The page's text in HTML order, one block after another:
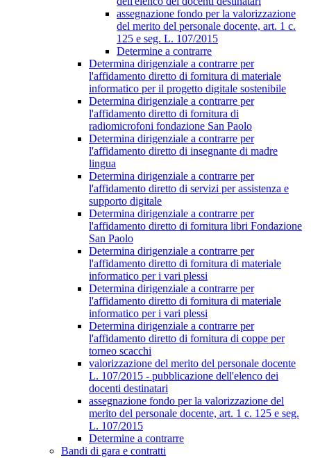
assegnazione fondo per la valorizzazione
del merito del personale docente, art. 1 c.
125 e seg. L. 107/2015
Determine a contrarre
Determina dirigenziale a contrarre per
l'affidamento diretto di fornitura di materiale
informatico per il progetto digitale sostenibile
Determina dirigenziale a contrarre per
l'affidamento diretto di fornitura di
radiomicrofoni fondazione San Paolo
Determina dirigenziale a contrarre per
l'affidamento diretto di insegnante di madre
lingua
Determina dirigenziale a contrarre per
l'affidamento diretto di servizi per assistenza e
supporto digitale
Determina dirigenziale a contrarre per
l'affidamento diretto di fornitura libri Fondazione
San Paolo
Determina dirigenziale a contrarre per
l'affidamento diretto di fornitura di materiale
informatico per i vari plessi
Determina dirigenziale a contrarre per
l'affidamento diretto di fornitura di materiale
informatico per i vari plessi
Determina dirigenziale a contrarre per
l'affidamento diretto di fornitura di coppe per
torneo scacchi
valorizzazione del merito del personale docente
L. 107/2015 - pubblicazione dell'elenco dei
docenti destinatari
assegnazione fondo per la valorizzazione del
merito del personale docente, art. 1 c. 125 e seg.
L. 107/2015
Determine a contrarre
Bandi di gara e contratti